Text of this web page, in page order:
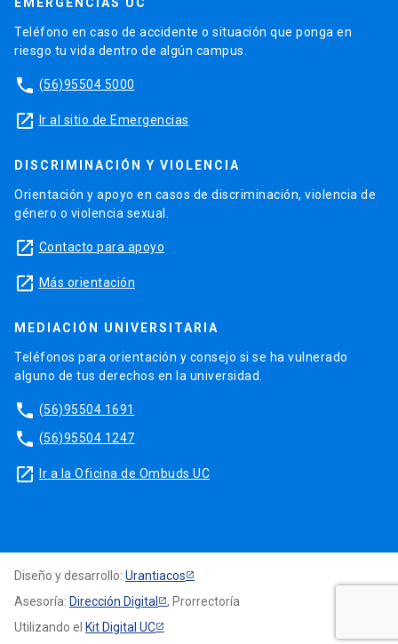
EMERGENCIAS UC
Teléfono en caso de accidente o situación que ponga en
riesgo tu vida dentro de algún campus.
phone (56)95504 5000
launch Ir al sitio de Emergencias
DISCRIMINACIÓN Y VIOLENCIA
Orientación y apoyo en casos de discriminación, violencia de
género o violencia sexual.
launch Contacto para apoyo
launch Más orientación
MEDIACIÓN UNIVERSITARIA
Teléfonos para orientación y consejo si se ha vulnerado
alguno de tus derechos en la universidad.
phone (56)95504 1691
phone (56)95504 1247
launch Ir a la Oficina de Ombuds UC
Diseño y desarrollo: Urantiacos
Asesoría: Dirección Digital
, Prorrectoría
Utilizando el Kit Digital UC